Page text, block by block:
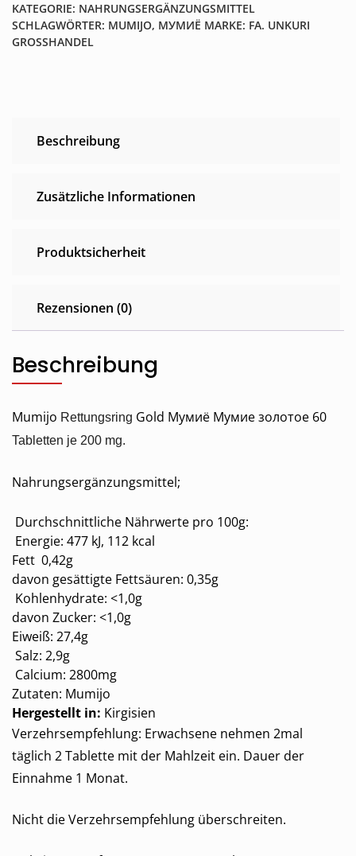
KATEGORIE: NAHRUNGSERGÄNZUNGSMITTEL
SCHLAGWÖRTER: MUMIJO, МУМИЁ MARKE: FA. UNKURI
GROSSHANDEL
Beschreibung
Zusätzliche Informationen
Produktsicherheit
Rezensionen (0)
Beschreibung
Mumijo Rettungsring Gold Мумиё Мумие золотое 60
Tabletten je 200 mg.
Nahrungsergänzungsmittel;
Durchschnittliche Nährwerte pro 100g:
Energie: 477 kJ, 112 kcal
Fett 0,42g
davon gesättigte Fettsäuren: 0,35g
Kohlenhydrate: <1,0g
davon Zucker: <1,0g
Eiweiß: 27,4g
Salz: 2,9g
Calcium: 2800mg
Zutaten: Mumijo
Hergestellt in: Kirgisien
Verzehrsempfehlung: Erwachsene nehmen 2mal
täglich 2 Tablette mit der Mahlzeit ein. Dauer der
Einnahme 1 Monat.
Nicht die Verzehrsempfehlung überschreiten.